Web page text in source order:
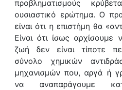
προβληματισμούς
ουσιαστικό ερώτημα. Ο
είναι ότι η επιστήμη θα
Είναι ότι ίσως
ζωή δεν είναι τίποτε
σύνολο χημικών
μηχανισμών που, αργά ή
να αναπαράγουμε